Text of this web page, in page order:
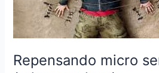
Repensando micro